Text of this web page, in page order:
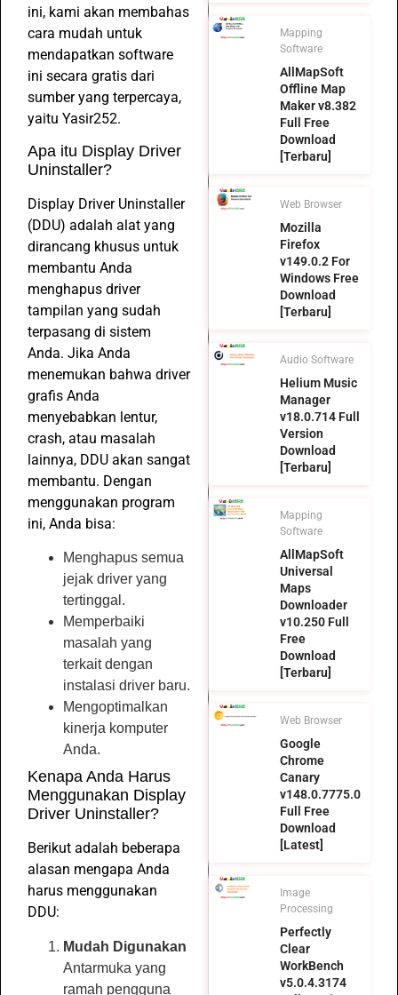
ini, kami akan membahas
cara mudah untuk
mendapatkan software
ini secara gratis dari
sumber yang terpercaya,
yaitu Yasir252.
Apa itu Display Driver
Uninstaller?
Display Driver Uninstaller
(DDU) adalah alat yang
dirancang khusus untuk
membantu Anda
menghapus driver
tampilan yang sudah
terpasang di sistem
Anda. Jika Anda
menemukan bahwa driver
grafis Anda
menyebabkan lentur,
crash, atau masalah
lainnya, DDU akan sangat
membantu. Dengan
menggunakan program
ini, Anda bisa:
Menghapus semua
jejak driver yang
tertinggal.
Memperbaiki
masalah yang
terkait dengan
instalasi driver baru.
Mengoptimalkan
kinerja komputer
Anda.
Kenapa Anda Harus
Menggunakan Display
Driver Uninstaller?
Berikut adalah beberapa
alasan mengapa Anda
harus menggunakan
DDU:
Mudah Digunakan
Antarmuka yang
ramah pengguna
Mapping
Software
AllMapSoft
Offline Map
Maker v8.382
Full Free
Download
[Terbaru]
Web Browser
Mozilla
Firefox
v149.0.2 For
Windows Free
Download
[Terbaru]
Audio Software
Helium Music
Manager
v18.0.714 Full
Version
Download
[Terbaru]
Mapping
Software
AllMapSoft
Universal
Maps
Downloader
v10.250 Full
Free
Download
[Terbaru]
Web Browser
Google
Chrome
Canary
v148.0.7775.0
Full Free
Download
[Latest]
Image
Processing
Perfectly
Clear
WorkBench
v5.0.4.3174